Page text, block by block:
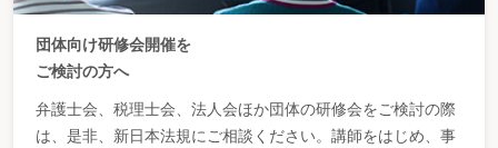
団体向け研修会開催を
ご検討の方へ
弁護士会、税理士会、法人会ほか団体の研修会をご検討の際
は、是非、新日本法規にご相談ください。講師をはじめ、事